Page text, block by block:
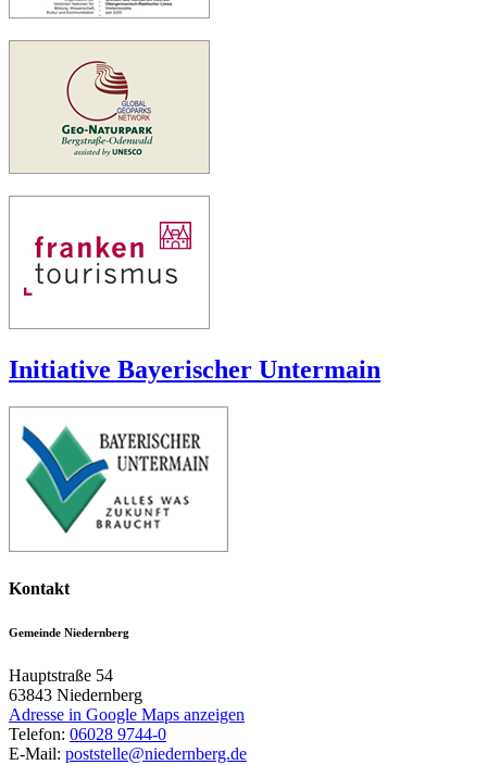
Initiative Bayerischer Untermain
Kontakt
Gemeinde Niedernberg
Hauptstraße 54
63843 Niedernberg
Adresse in Google Maps anzeigen
Telefon: 06028 9744-0
E-Mail: poststelle@niedernberg.de